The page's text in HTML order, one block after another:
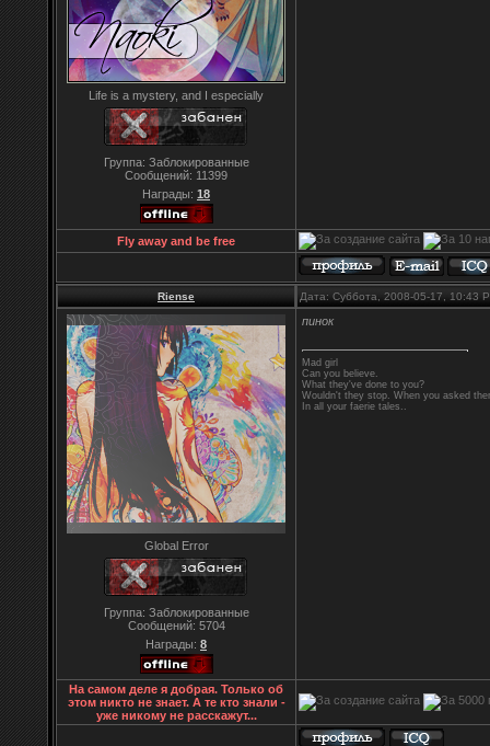
Life is a mystery, and I especially
Группа: Заблокированные
Сообщений: 11399
Награды: 18
Fly away and be free
Riense Дата: Суббота, 2008-05-17, 10:43
Global Error
Группа: Заблокированные
Сообщений: 5704
Награды: 8
пинок
Mad girl
Can you believe.
What they've done to you?
Wouldn't they stop. When you asked
In all your faerie tales..
На самом деле я добрая. Только об
этом никто не знает. А те кто знали -
уже никому не расскажут...